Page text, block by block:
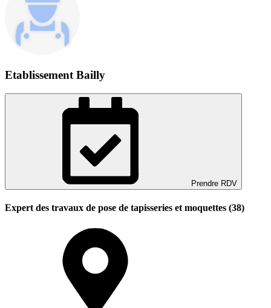
Etablissement Bailly
Prendre RDV
Expert des travaux de pose de tapisseries et moquettes (38)